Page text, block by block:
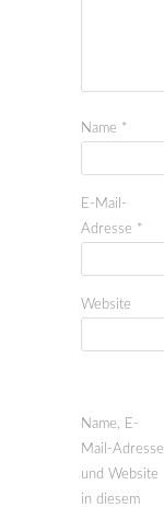
Name *
E-Mail-
Adresse *
Website
Name, E-
Mail-Adresse
und Website
in diesem